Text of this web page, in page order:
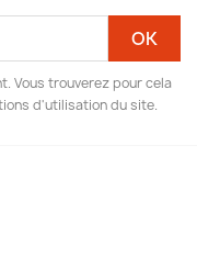
Vous trouverez pour cela
d'utilisation du site.